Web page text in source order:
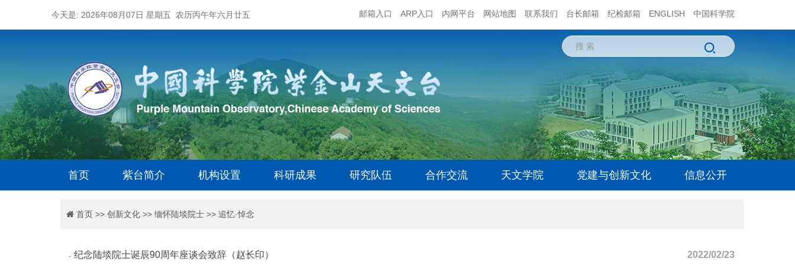
今天是: 2026年08月07日 星期五 农历丙午年六月廿五 邮箱入口 ARP入口 内网平台 网站地图 联系我们 台长邮箱 纪检邮箱 ENGLISH 中国科学院
首页 紫台简介 机构设置 科研成果 研究队伍 合作交流 天文学院 党建与创新文化 信息公开
首页 >> 创新文化 >> 缅怀陆埮院士 >> 追忆·悼念
纪念陆埮院士诞辰90周年座谈会致辞（赵长印） 2022/02/23